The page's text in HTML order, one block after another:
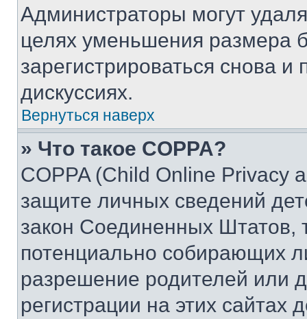
Администраторы могут
целях уменьшения размера
зарегистрироваться снова и
дискуссиях.
Вернуться наверх
» Что такое COPPA?
COPPA (Child Online Privacy
защите личных сведений
закон Соединенных Штатов,
потенциально собирающих
разрешение родителей или
регистрации на этих сайтах